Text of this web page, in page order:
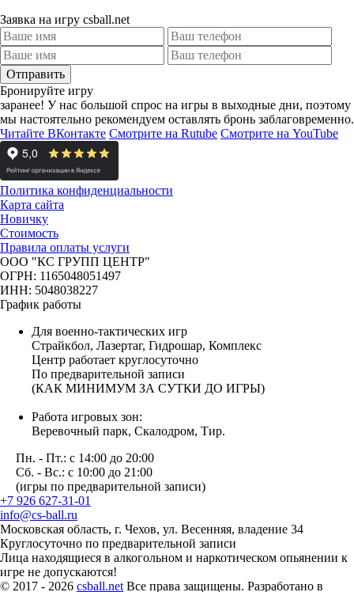
Заявка на игру csball.net
Отправить
Бронируйте игру
заранее! У нас большой спрос на игры в выходные дни, поэтому
мы настоятельно рекомендуем оставлять бронь заблаговременно.
Читайте ВКонтакте Смотрите на Rutube Смотрите на YouTube
Политика конфиденциальности
Карта сайта
Новичку
Стоимость
Правила оплаты услуги
ООО "КС ГРУПП ЦЕНТР"
ОГРН: 1165048051497
ИНН: 5048038227
График работы
Для военно-тактических игр
Страйкбол, Лазертаг, Гидрошар, Комплекс
Центр работает круглосуточно
По предварительной записи
(КАК МИНИМУМ ЗА СУТКИ ДО ИГРЫ)
Работа игровых зон:
Веревочный парк, Скалодром, Тир.
Пн. - Пт.: с 14:00 до 20:00
Сб. - Вс.: с 10:00 до 21:00
(игры по предварительной записи)
+7 926 627-31-01
info@cs-ball.ru
Московская область, г. Чехов, ул. Весенняя, владение 34
Круглосуточно по предварительной записи
Лица находящиеся в алкогольном и наркотическом опьянении к
игре не допускаются!
© 2017 - 2026 csball.net Все права защищены. Разработано в